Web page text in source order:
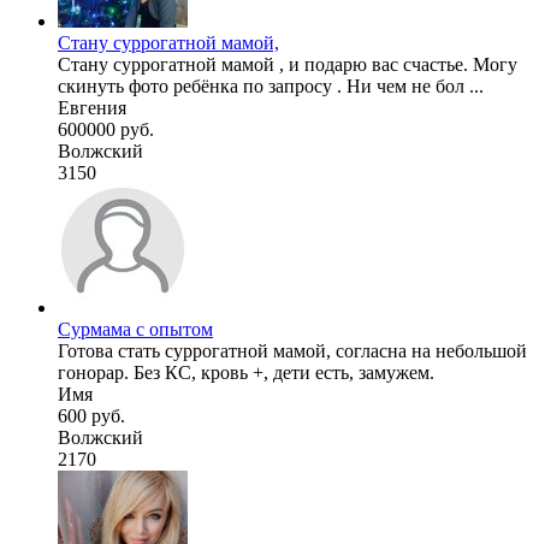
Стану суррогатной мамой,
Стану суррогатной мамой , и подарю вас счастье. Могу
скинуть фото ребёнка по запросу . Ни чем не бол ...
Евгения
600000 руб.
Волжский
3150
Сурмама с опытом
Готова стать суррогатной мамой, согласна на небольшой
гонорар. Без КС, кровь +, дети есть, замужем.
Имя
600 руб.
Волжский
2170